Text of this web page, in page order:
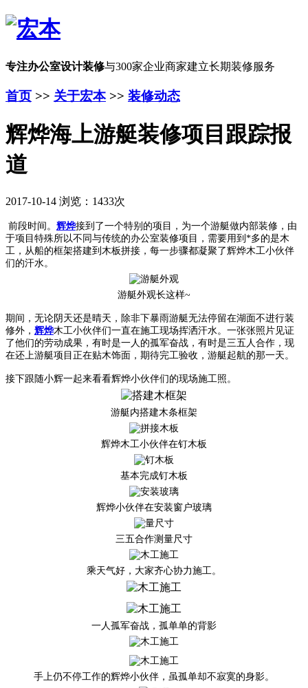
专注办公室设计装修与300家企业商家建立长期装修服务
首页 >> 关于宏本>> 装修动态
辉烨海上游艇装修项目跟踪报
道
2017-10-14 浏览：1433次
前段时间。 辉烨接到了一个特别的项目，为一个游艇做内部装修，由
于项目特殊所以不同与传统的办公室装修项目，需要用到*多的是木
工，从船的框架搭建到木板拼接，每一步骤都凝聚了辉烨木工小伙伴
们的汗水。
游艇外观长这样~
期间，无论阴天还是晴天，除非下暴雨游艇无法停留在湖面不进行装
修外， 辉烨木工小伙伴们一直在施工现场挥洒汗水。一张张照片见证
了他们的劳动成果，有时是一人的孤军奋战，有时是三五人合作，现
在还上游艇项目正在贴木饰面，期待完工验收，游艇起航的那一天。
接下跟随小辉一起来看看辉烨小伙伴们的现场施工照。
游艇内搭建木条框架
辉烨木工小伙伴在钉木板
基本完成钉木板
辉烨小伙伴在安装窗户玻璃
三五合作测量尺寸
乘天气好，大家齐心协力施工。
一人孤军奋战，孤单单的背影
手上仍不停工作的辉烨小伙伴，虽孤单却不寂寞的身影。